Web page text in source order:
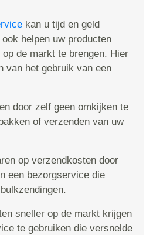
kan u tijd en geld
helpen uw producten
de markt te brengen. Hier
van het gebruik van een
door zelf geen omkijken te
of verzenden van uw
op verzendkosten door
een bezorgservice die
sneller op de markt krijgen
te gebruiken die versnelde